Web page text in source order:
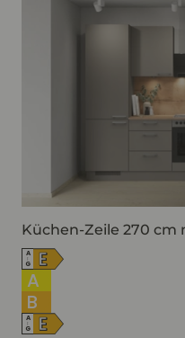
Küchen-Zeile 270 cm
A
↑G
E
A
B
A
↑G E